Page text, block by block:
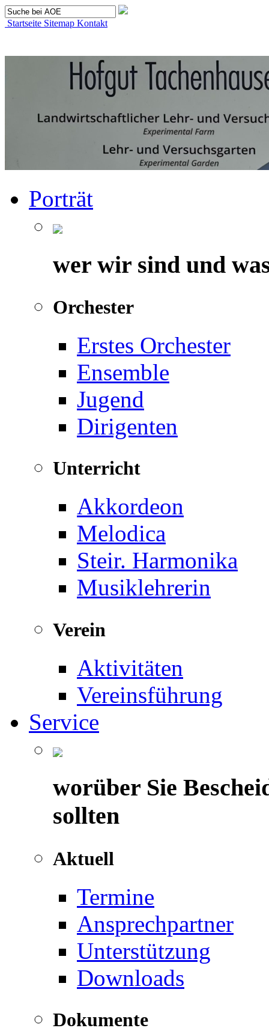
Startseite Sitemap Kontakt
Porträt
wer wir sind und
Orchester
Erstes Orchester
Ensemble
Jugend
Dirigenten
Unterricht
Akkordeon
Melodica
Steir. Harmonika
Musiklehrerin
Verein
Aktivitäten
Vereinsführung
Service
worüber Sie
sollten
Aktuell
Termine
Ansprechpartner
Unterstützung
Downloads
Dokumente